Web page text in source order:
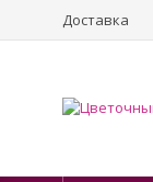
Доставка